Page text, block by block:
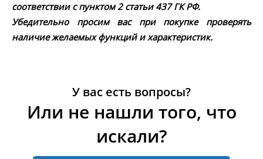
соответствии с пунктом 2 статьи 437 ГК РФ.
Убедительно просим вас при покупке проверять
наличие желаемых функций и характеристик.
У вас есть вопросы?
Или не нашли того, что
искали?